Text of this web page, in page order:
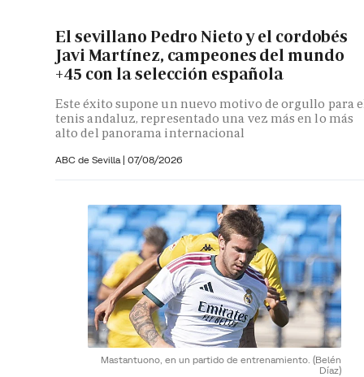
El sevillano Pedro Nieto y el cordobés
Javi Martínez, campeones del mundo
+45 con la selección española
Este éxito supone un nuevo motivo de orgullo para
tenis andaluz, representado una vez más en lo más
alto del panorama internacional
ABC de Sevilla | 07/08/2026
Mastantuono, en un partido de entrenamiento. (Belén
Díaz)